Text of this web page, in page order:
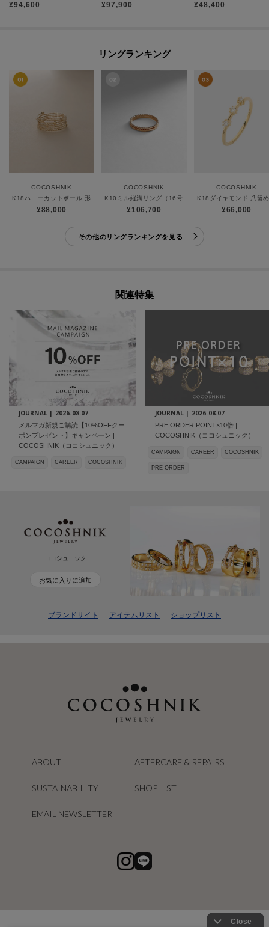
¥94,600 ¥97,900 ¥48,400
リングランキング
COCOSHNIK
K18ハニーカットボール 形状記憶リング
¥88,000
COCOSHNIK
K10ミル縦溝リング（16号）
¥106,700
COCOSHNIK
K18ダイヤモンド 爪留
¥66,000
その他のリングランキングを見る
関連特集
JOURNAL | 2026.08.07
メルマガ新規ご購読【10%OFFクー
ポンプレゼント】キャンペーン |
COCOSHNIK（ココシュニック）
CAMPAIGN CAREER COCOSHNIK
JOURNAL | 2026.08.07
PRE ORDER POINT×10倍 |
COCOSHNIK（ココシュニック）
CAMPAIGN CAREER COCOSHNIK
PRE ORDER
ココシュニック
お気に入りに追加
ブランドサイト アイテムリスト ショップリスト
ABOUT AFTERCARE & REPAIRS
SUSTAINABILITY SHOP LIST
EMAIL NEWSLETTER